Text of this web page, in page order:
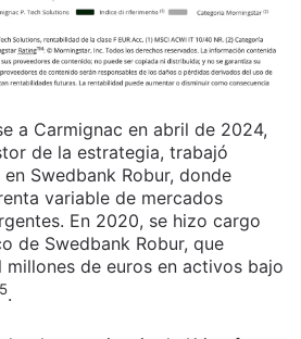
a Carmignac en abril de 2024,
de la estrategia, trabajó
Swedbank Robur, donde
variable de mercados
En 2020, se hizo cargo
de Swedbank Robur, que
de euros en activos bajo
5.